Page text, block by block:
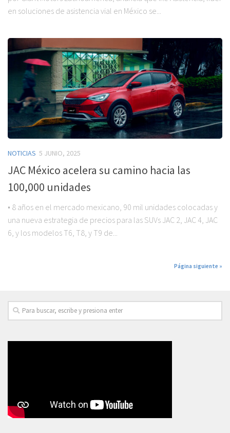
en soluciones de asistencia vial en México se...
NOTICIAS 5 JUNIO, 2025
JAC México acelera su camino hacia las
100,000 unidades
• 8 años en el mercado mexicano, 90 mil unidades colocadas y
una nueva estrategia de precios para las SUVs JAC 2, JAC 4, JAC
6, y los modelos T6, T8, y T9 de...
Página siguiente »